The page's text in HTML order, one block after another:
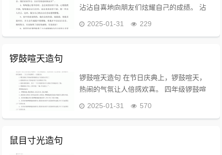
沾沾自喜地向朋友们炫耀自己的成绩。 沾
2025-01-31 229
锣鼓喧天造句
锣鼓喧天造句 在节日庆典上，锣鼓喧天，
热闹的气氛让人倍感欢喜。 四年级锣鼓喧
2025-01-31 570
鼠目寸光造句